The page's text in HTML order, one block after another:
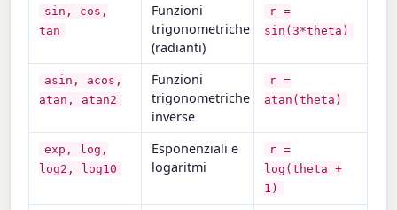
sin, cos,
tan
Funzioni
trigonometriche
(radianti)
r =
sin(3*theta)
asin, acos,
atan, atan2
Funzioni
trigonometriche
inverse
r =
atan(theta)
exp, log,
log2, log10
Esponenziali e
logaritmi
r =
log(theta +
1)